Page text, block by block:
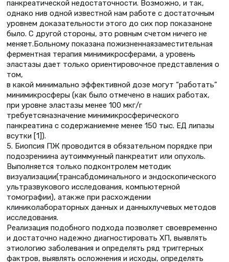
панкреатической недостаточности. Возможно, и так,
однако нив одной известной нам работе с достаточным
уровнем доказательности этого до сих пор показаноне
было. С другой стороны, это ровным счетом ничего не
меняет.Больному показана пожизненнаязаместительная
ферментная терапия минимикросферами, а уровень
эластазы дает только ориентировочное представления о
том,
в какой минимально эффективной дозе могут “работать”
минимикросферы (как было отмечено в наших работах,
при уровне эластазы менее 100 мкг/г
требуетсяназначение минимикросферического
панкреатина с содержаниемне менее 150 тыс. ЕД липазы
всутки [1]).
5. Биопсия ПЖ проводится в обязательном порядке при
подозрениина аутоиммунный панкреатит или опухоль.
Выполняется только подконтролем методик
визуализации(трансабдоминального и эндоскопического
ультразвукового исследования, компьютерной
томографии), атакже при расхождении
клиниколабораторных данных и данныхлучевых методов
исследования.
Реализация подобного подхода позволяет своевременно
и достаточно надежно диагностировать ХП, выявлять
этиологию заболевания и определять ряд триггерных
фактров, выявлять осложнения и исходы, определять